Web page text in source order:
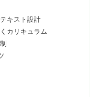
キスト設計
カリキュラム